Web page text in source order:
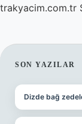
trakyacim.com.tr
SON YAZILAR
Dizde bağ